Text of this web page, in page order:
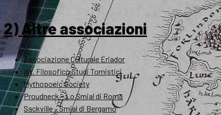
2) Altre associazioni
Associazione Culturale Eriador
Ist. Filosofico Studi Tomistici
Mythopoeic Society
Proudneck – Lo Smial di Roma
Sackville – Smial di Bergamo